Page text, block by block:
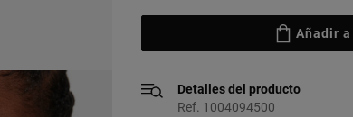
Añadir
Detalles del producto
Ref. 1004094500